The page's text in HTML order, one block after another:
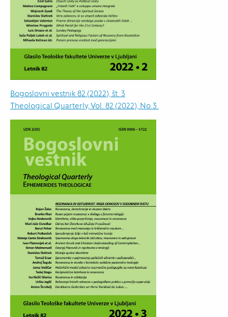
Bogoslovni vestnik 82 (2022), št. 3
Theological Quarterly, Vol. 82 (2022), No.3.